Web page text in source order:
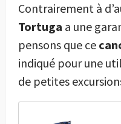
Contrairement à
Tortuga a une
pensons que ce
indiqué pour une
de petites